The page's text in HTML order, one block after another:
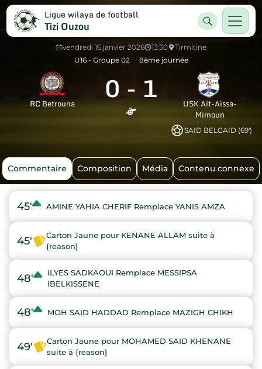
Ligue wilaya de football
Tizi Ouzou
vendredi 16 janvier 2026 13:30
Tirmitine
U16 - Groupe 02
8ème journée
RC Betrouna 0 - 1
USK Ait-Aissa-
Mimoun
SAID BELGAID (69')
Commentaire Composition Média Contenu connexe
45' AMINE YAHIA CHERIF Remplace YANIS AMZA
45'
Carton Jaune pour KENANE ALLAM suite à
{reason}
48'
ILYES SADKAOUI Remplace MESSIPSA
IBELKISSENE
48' MOH SAID HADDAD Remplace MAZIGH CHIKH
49'
Carton Jaune pour MOHAMED SAID KHENANE
suite à {reason}